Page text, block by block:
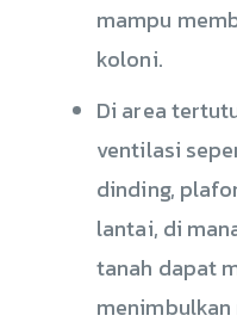
mampu
koloni.
Di area
ventilasi
dinding,
lantai, di
tanah dapat